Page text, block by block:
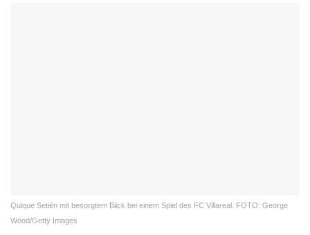
Quique Setién mit besorgtem Blick bei einem Spiel des FC Villareal. FOTO: George
Wood/Getty Images